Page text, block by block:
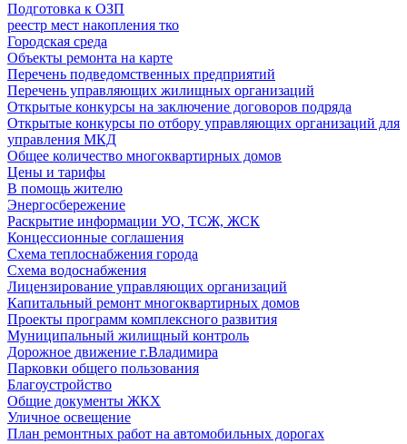
Подготовка к ОЗП
реестр мест накопления тко
Городская среда
Объекты ремонта на карте
Перечень подведомственных предприятий
Перечень управляющих жилищных организаций
Открытые конкурсы на заключение договоров подряда
Открытые конкурсы по отбору управляющих организаций для
управления МКД
Общее количество многоквартирных домов
Цены и тарифы
В помощь жителю
Энергосбережение
Раскрытие информации УО, ТСЖ, ЖСК
Концессионные соглашения
Схема теплоснабжения города
Схема водоснабжения
Лицензирование управляющих организаций
Капитальный ремонт многоквартирных домов
Проекты программ комплексного развития
Муниципальный жилищный контроль
Дорожное движение г.Владимира
Парковки общего пользования
Благоустройство
Общие документы ЖКХ
Уличное освещение
План ремонтных работ на автомобильных дорогах